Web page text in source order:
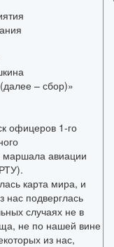
– сбор)»
офицеров 1-го
маршала авиации
карта мира, и
нас подверглась
случаях не в
не по нашей вине
из нас,